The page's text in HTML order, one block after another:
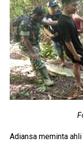
Adiansa meminta